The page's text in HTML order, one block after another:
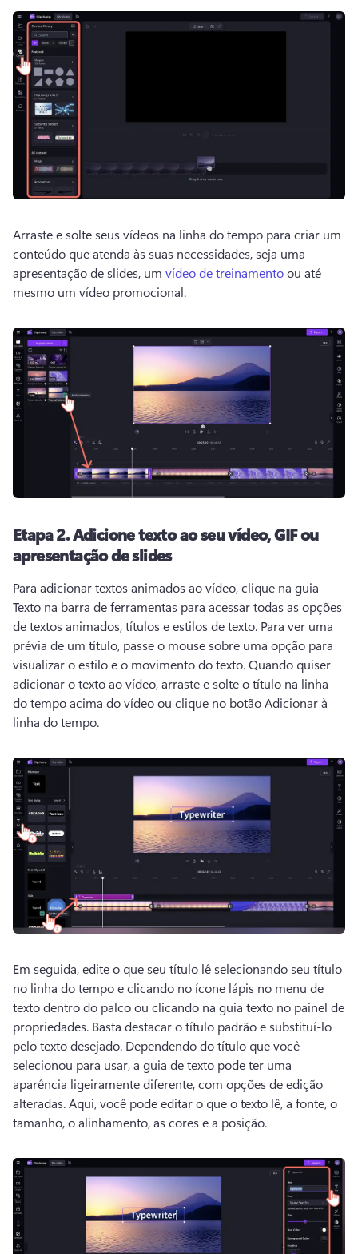
Arraste e solte seus vídeos na linha do tempo para criar um
conteúdo que atenda às suas necessidades, seja uma
apresentação de slides, um vídeo de treinamento ou até
mesmo um vídeo promocional.
Etapa 2.Adicione texto ao seu vídeo, GIF ou
apresentação de slides
Para adicionar textos animados ao vídeo, clique na guia
Texto na barra de ferramentas para acessar todas as opções
de textos animados, títulos e estilos de texto. Para ver uma
prévia de um título, passe o mouse sobre uma opção para
visualizar o estilo e o movimento do texto. Quando quiser
adicionar o texto ao vídeo, arraste e solte o título na linha
do tempo acima do vídeo ou clique no botão Adicionar à
linha do tempo.
Em seguida, edite o que seu título lê selecionando seu título
no linha do tempo e clicando no ícone lápis no menu de
texto dentro do palco ou clicando na guia texto no painel de
propriedades. Basta destacar o título padrão e substituí-lo
pelo texto desejado. Dependendo do título que você
selecionou para usar, a guia de texto pode ter uma
aparência ligeiramente diferente, com opções de edição
alteradas. Aqui, você pode editar o que o texto lê, a fonte, o
tamanho, o alinhamento, as cores e a posição.